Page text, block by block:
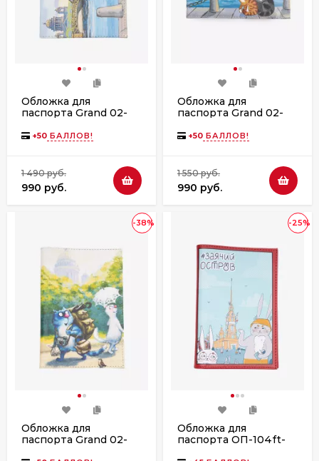
Обложка для
паспорта Grand 02-
+50 БАЛЛОВ!
1 490 руб.
990 руб.
Обложка для
паспорта Grand 02-
+50 БАЛЛОВ!
1 550 руб.
990 руб.
-38%
Обложка для
паспорта Grand 02-
-25%
Обложка для
паспорта ОП-104ft-